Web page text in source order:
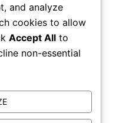
and analyze
cookies to allow
Accept All to
non-essential